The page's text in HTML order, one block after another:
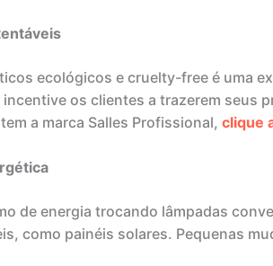
ecológicos e cruelty-free é uma
os clientes a trazerem seus
a marca Salles Profissional, clique
de energia trocando lâmpadas
como painéis solares. Pequenas